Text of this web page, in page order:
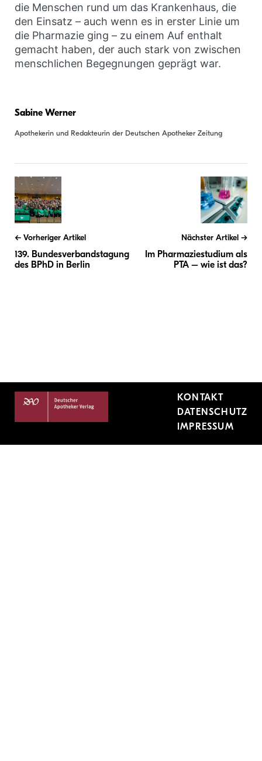
die Menschen rund um das Krankenhaus, die
den Einsatz – auch wenn es in erster Linie um
die Pharmazie ging – zu einem Auf enthalt
gemacht haben, der auch stark von zwischen
menschlichen Begegnungen geprägt war.
Sabine Werner
Apothekerin und Redakteurin der Deutschen Apotheker Zeitung
Vorheriger Artikel
139. Bundesverbandstagung
des BPhD in Berlin
Nächster Artikel
Im Pharmaziestudium als
PTA – wie ist das?
KONTAKT
DATENSCHUTZ
IMPRESSUM